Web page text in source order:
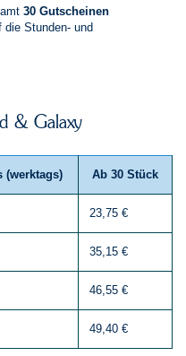
30 Gutscheinen
Stunden- und
& Galaxy
(werktags) Ab 30 Stück
23,75 €
35,15 €
46,55 €
49,40 €